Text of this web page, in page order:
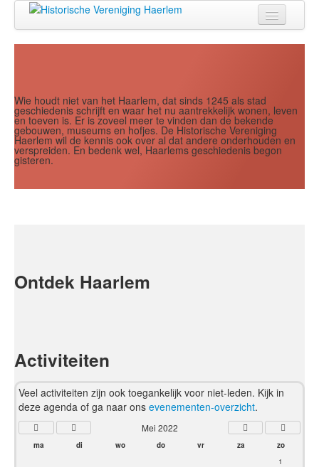
Zien
Lezen
Over ons
Wie houdt niet van het Haarlem, dat sinds 1245 als stad
geschiedenis schrijft en waar het nu aantrekkelijk wonen, leven
en toeven is. Er is zoveel meer te vinden dan de bekende
gebouwen, museums en hofjes. De Historische Vereniging
Haerlem wil de kennis ook over al dat andere onderhouden en
verspreiden. En bedenk wel, Haarlems geschiedenis begon
gisteren.
Ontdek Haarlem
Activiteiten
Veel activiteiten zijn ook toegankelijk voor niet-leden. Kijk in
deze agenda of ga naar ons evenementen-overzicht.
Jaar Maand Jaar
Maand
Mei 2022
ma di wo do vr za
zo
1